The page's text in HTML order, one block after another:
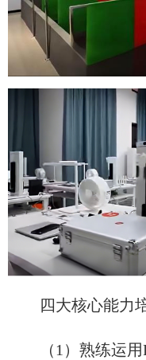
四大核心能力
（1）熟练运